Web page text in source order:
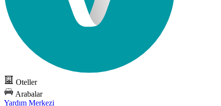
Oteller
Arabalar
Yardım Merkezi